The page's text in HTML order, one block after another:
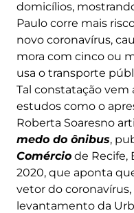
domicílios,
Paulo corre mais
novo coronavírus,
mora com cinco ou
usa o transporte
Tal constatação
estudos como o
Roberta Soaresno
medo do ônibus,
Comércio de Recife,
2020, que aponta
vetor do
levantamento da